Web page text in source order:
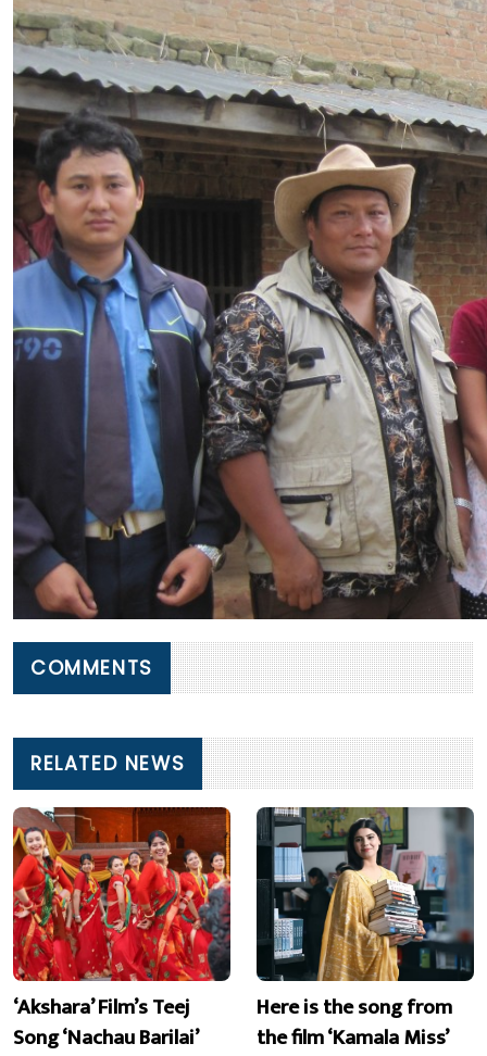
COMMENTS
RELATED NEWS
‘Akshara’ Film’s Teej
Song ‘Nachau Barilai’
Here is the song from
the film ‘Kamala Miss’